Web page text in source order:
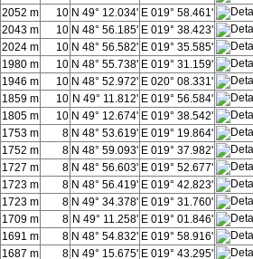
2052 m 10 N 49° 12.034' E 019° 58.461'
2043 m 10 N 48° 56.185' E 019° 38.423'
2024 m 10 N 48° 56.582' E 019° 35.585'
1980 m 10 N 48° 55.738' E 019° 31.159'
1946 m 10 N 48° 52.972' E 020° 08.331'
1859 m 10 N 49° 11.812' E 019° 56.584'
1805 m 10 N 49° 12.674' E 019° 38.542'
1753 m 8 N 48° 53.619' E 019° 19.864'
1752 m 8 N 48° 59.093' E 019° 37.982'
1727 m 8 N 48° 56.603' E 019° 52.677'
1723 m 8 N 48° 56.419' E 019° 42.823'
1723 m 8 N 49° 34.378' E 019° 31.760'
1709 m 8 N 49° 11.258' E 019° 01.846'
1691 m 8 N 48° 54.832' E 019° 58.916'
1687 m 8 N 49° 15.675' E 019° 43.295'